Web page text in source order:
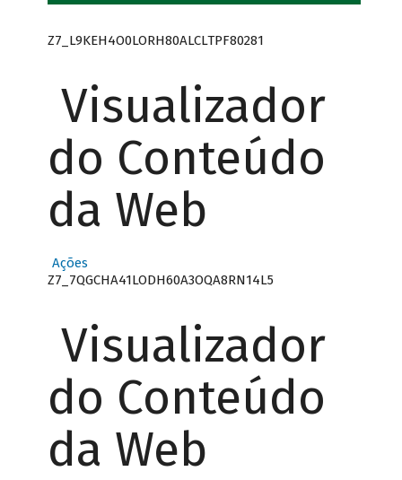
Z7_L9KEH4O0LORH80ALCLTPF80281
Visualizador
do Conteúdo
da Web
Ações
Z7_7QGCHA41LODH60A3OQA8RN14L5
Visualizador
do Conteúdo
da Web